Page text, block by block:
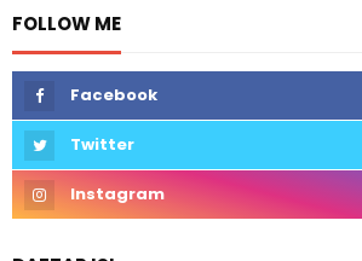
FOLLOW ME
Facebook
Twitter
Instagram